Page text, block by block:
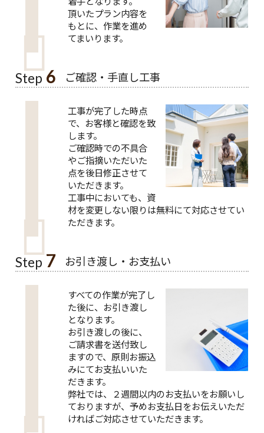
頂いたプラン内容を
もとに、作業を進め
てまいります。
Step 6 ご確認・手直し工事
工事が完了した時点
で、お客様と確認を致
します。
ご確認時での不具合
やご指摘いただいた
点を後日修正させて
いただきます。
工事中においても、資
材を変更しない限りは無料にて対応させてい
ただきます。
Step 7 お引き渡し・お支払い
すべての作業が完了し
た後に、お引き渡し
となります。
お引き渡しの後に、
ご請求書を送付致し
ますので、原則お振込
みにてお支払いいた
だきます。
弊社では、２週間以内のお支払いをお願いし
ておりますが、予めお支払日をお伝えいただ
ければご対応させていただきます。